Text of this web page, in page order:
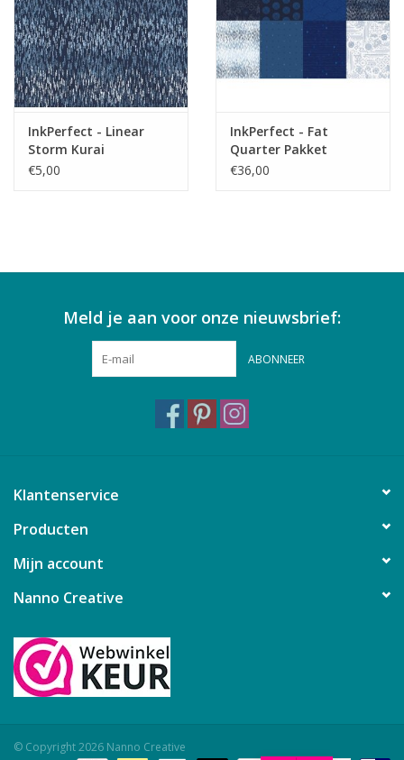
InkPerfect - Linear
Storm Kurai
€5,00
InkPerfect - Fat
Quarter Pakket
€36,00
Meld je aan voor onze nieuwsbrief:
ABONNEER
Klantenservice
Producten
Mijn account
Nanno Creative
© Copyright 2026 Nanno Creative